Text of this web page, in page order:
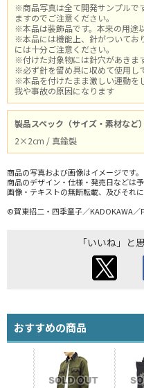
※商品写真は全て開発サンプルで
ますのでご注意ください。
※本品は装飾品です。本来の用途
※本品には機能上、針がついてお
には十分ご注意ください。
※付けた対象物には針穴があきます
※必ず針を留め具に収めて使用し
※本品を付けたまま激しい運動を
我や事故の原因になります
製品スペック（サイズ・素材など）
2×2cm / 真鍮製
商品の写真および画像はイメージです
商品のデザイン・仕様・発売日などは
画像・テキストの無断転載、及びそれ
©賀東招二・四季童子／KADOKAWA／
「いいね」と
おすすめの商品